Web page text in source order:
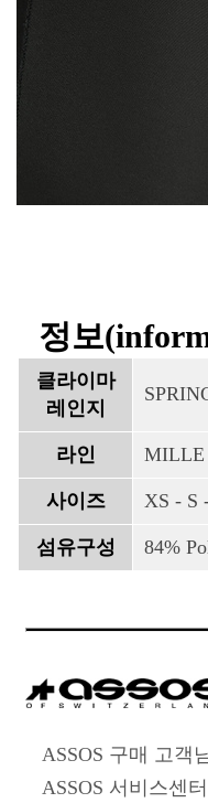
정보
클라이마
레인지
라인 MILLE
사이즈 XS - S
섬유구성 84%